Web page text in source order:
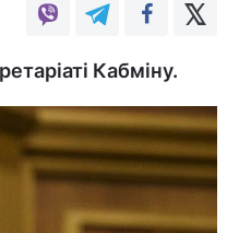
Кабміну.